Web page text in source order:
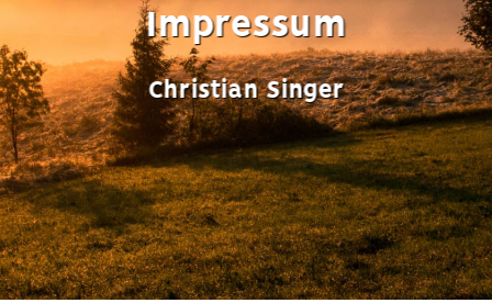
Impressum
Christian Singer